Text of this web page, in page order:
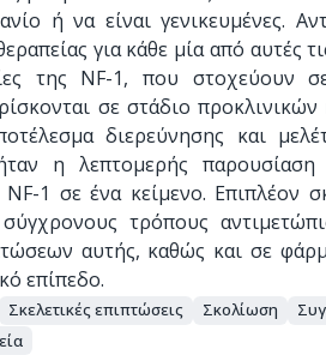
ή να είναι γενικευμένες.
για κάθε μία από αυτές
της NF-1, που στοχεύουν
σε στάδιο
διερεύνησης και
η λεπτομερής
1 σε ένα κείμενο. Επιπλέον
τρόπους
αυτής, καθώς και σε
επίπεδο.
Σκελετικές επιπτώσεις Σκολίωση